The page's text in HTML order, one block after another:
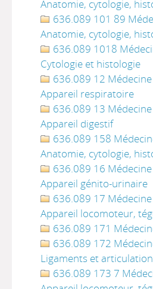
Anatomie, cytologie,
636.089 101 89
Anatomie, cytologie,
636.089 1018
Cytologie et histologie
636.089 12
Appareil respiratoire
636.089 13
Appareil digestif
636.089 158
Anatomie, cytologie,
636.089 16
Appareil génito-urinaire
636.089 17
Appareil locomoteur,
636.089 171
636.089 172
Ligaments et
636.089 173 7